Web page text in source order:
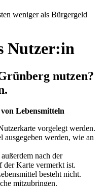
weniger als Bürgergeld
Nutzer:in
nutzen?
Lebensmitteln
vorgelegt werden.
ausgegeben werden, wie an
nach der
der Karte vermerkt ist.
besteht nicht.
mitzubringen.